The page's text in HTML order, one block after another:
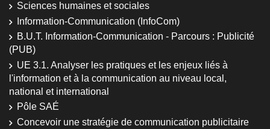
Sciences humaines et sociales
Information-Communication (InfoCom)
B.U.T. Information-Communication - Parcours : Publicité
(PUB)
UE 3.1. Analyser les pratiques et les enjeux liés à
l'information et à la communication au niveau local,
national et international
Pôle SAÉ
Concevoir une stratégie de communication publicitaire